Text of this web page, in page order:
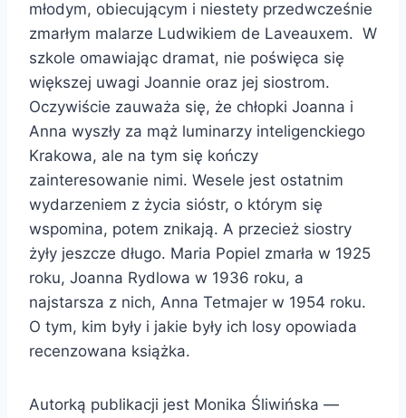
młodym, obiecującym i niestety przedwcześnie
zmarłym malarze Ludwikiem de Laveauxem. W
szkole omawiając dramat, nie poświęca się
większej uwagi Joannie oraz jej siostrom.
Oczywiście zauważa się, że chłopki Joanna i
Anna wyszły za mąż luminarzy inteligenckiego
Krakowa, ale na tym się kończy
zainteresowanie nimi. Wesele jest ostatnim
wydarzeniem z życia sióstr, o którym się
wspomina, potem znikają. A przecież siostry
żyły jeszcze długo. Maria Popiel zmarła w 1925
roku, Joanna Rydlowa w 1936 roku, a
najstarsza z nich, Anna Tetmajer w 1954 roku.
O tym, kim były i jakie były ich losy opowiada
recenzowana książka.
Autorką publikacji jest Monika Śliwińska —